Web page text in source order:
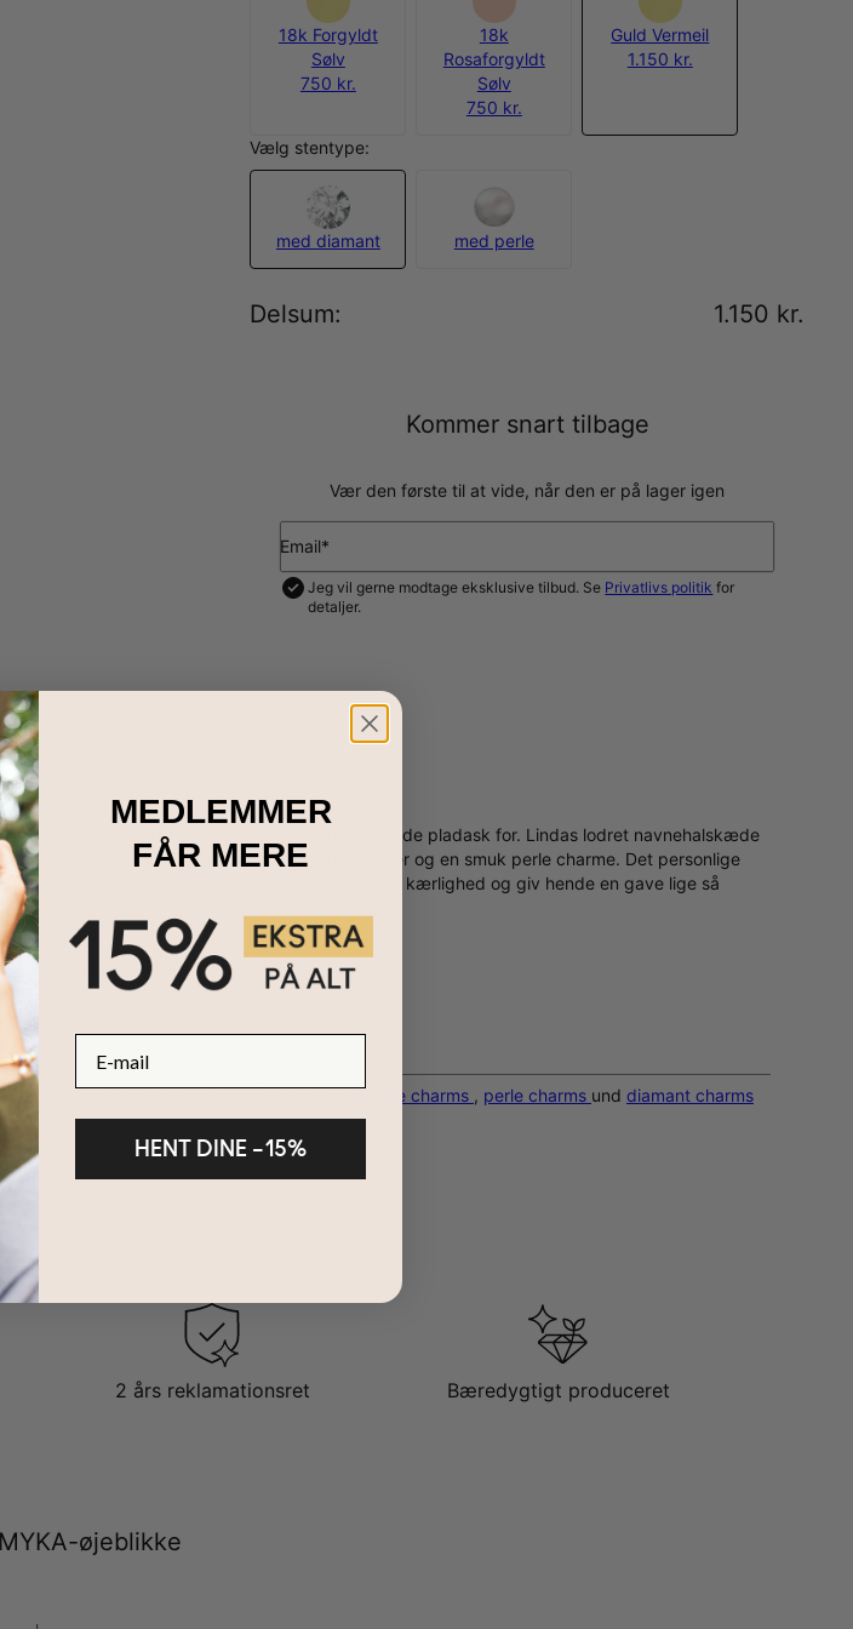
18k Forgyldt
Sølv
750 kr.
18k
Rosaforgyldt
Sølv
750 kr.
Guld Vermeil
1.150 kr.
Vælg stentype:
med diamant med perle
Delsum: 1.150 kr.
Kommer snart tilbage
Vær den første til at vide, når den er på lager igen
Email*
Jeg vil gerne modtage eksklusive tilbud. Se Privatlivs politik for
detaljer.
dit liv denne mors dag med et smykke, hun vil falde pladask for. Lindas lodret navnehalskæde
18K guld vermeil. Den har glitrende emaljeperler og en smuk perle charme. Det personlige
som hun vil værdsætte i lang tid. Vis din kærlighed og giv hende en gave lige så
perler og charms efter eget valg
vil købe ekstra charms, så klik her foremalje charms , perle charms und diamant charms
2 års reklamationsret Bæredygtigt produceret
øjeblikke
MEDLEMMER
FÅR MERE
HENT DINE –15%